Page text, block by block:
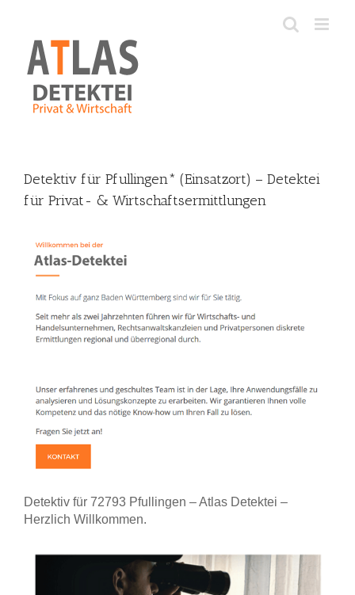
content
Detektiv für Pfullingen* (Einsatzort) – Detektei
für Privat- & Wirtschaftsermittlungen
Detektiv für 72793 Pfullingen – Atlas Detektei –
Herzlich Willkommen.